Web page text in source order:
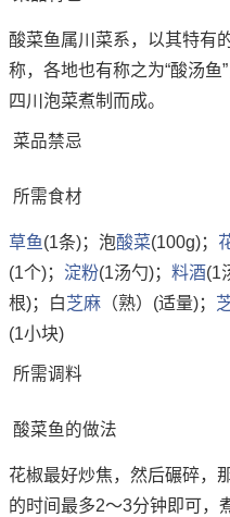
酸菜鱼属川菜系，以其特有
称，各地也有称之为“酸汤鱼
四川泡菜煮制而成。
菜品禁忌
所需食材
草鱼(1条)；泡酸菜(100g)；
(1个)； 淀粉(1汤勺)； 料酒(1
根)；白芝麻 （熟）(适量)；
(1小块)
所需调料
酸菜鱼的做法
花椒最好炒焦，然后碾碎，
的时间最多2～3分钟即可，